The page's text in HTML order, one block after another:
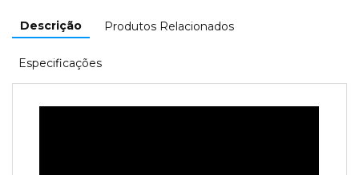
Descrição Produtos Relacionados
Especificações